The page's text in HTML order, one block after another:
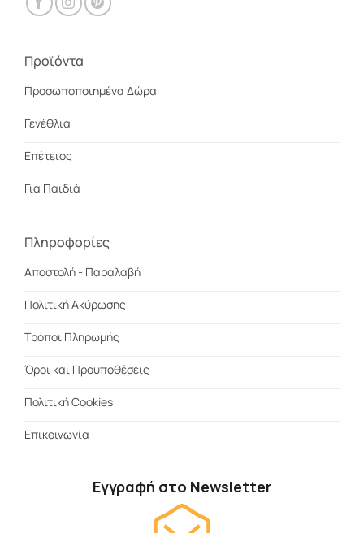
Προϊόντα
Προσωποποιημένα Δώρα
Γενέθλια
Επέτειος
Για Παιδιά
Πληροφορίες
Αποστολή - Παραλαβή
Πολιτική Ακύρωσης
Τρόποι Πληρωμής
Όροι και Προυποθέσεις
Πολιτική Cookies
Επικοινωνία
Εγγραφή στο Newsletter